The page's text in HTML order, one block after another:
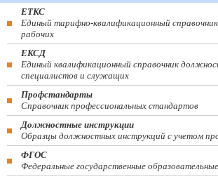
ЕТКС
Единый тарифно-квалификационный
рабочих
ЕКСД
Единый квалификационный справочник
специалистов и служащих
Профстандарты
Справочник профессиональных стандартов
Должностные инструкции
Образцы должностных инструкций с учетом
ФГОС
Федеральные государственные